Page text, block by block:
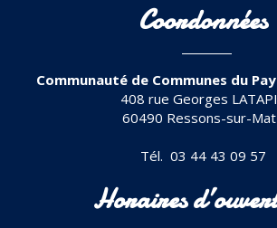
Coordonnées
Communauté de Communes du
408 rue Georges
60490 Ressons-sur-
Tél. 03 44 43 09 57
Horaires